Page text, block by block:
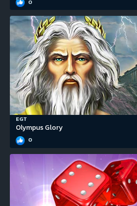
0
EGT
Olympus Glory
0